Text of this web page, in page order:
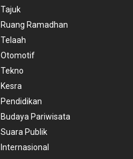
Tajuk
Ruang Ramadhan
Telaah
Otomotif
Tekno
Kesra
Pendidikan
Budaya Pariwisata
Suara Publik
Internasional